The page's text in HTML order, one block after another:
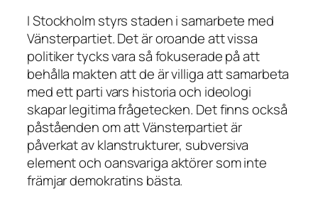
I Stockholm styrs staden i samarbete med
Vänsterpartiet. Det är oroande att vissa
politiker tycks vara så fokuserade på att
behålla makten att de är villiga att samarbeta
med ett parti vars historia och ideologi
skapar legitima frågetecken. Det finns också
påståenden om att Vänsterpartiet är
påverkat av klanstrukturer, subversiva
element och oansvariga aktörer som inte
främjar demokratins bästa.